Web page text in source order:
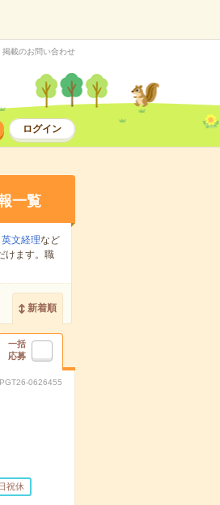
掲載のお問い合わせ
ログイン
一覧
文経理など
けます。職
新着順
一括
応募
0626455
祝休